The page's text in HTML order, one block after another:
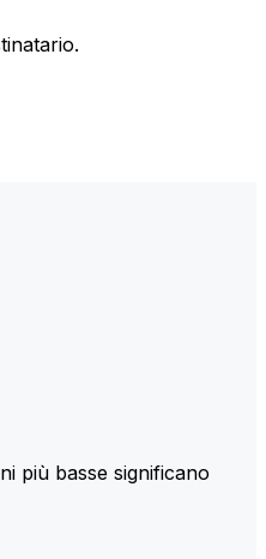
più basse significano